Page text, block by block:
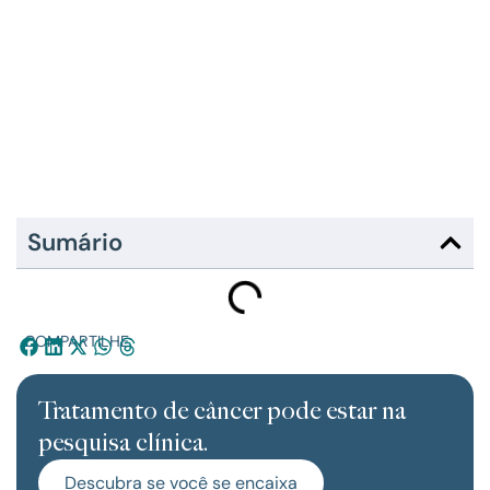
Sumário
COMPARTILHE:
Tratamento de câncer pode estar na
pesquisa clínica.
Descubra se você se encaixa